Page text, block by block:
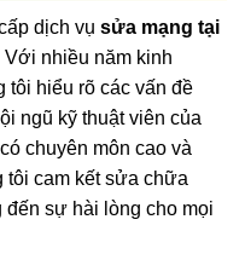
dịch vụ sửa mạng tại
Với nhiều năm kinh
tôi hiểu rõ các vấn đề
ngũ kỹ thuật viên của
chuyên môn cao và
tôi cam kết sửa chữa
đến sự hài lòng cho mọi